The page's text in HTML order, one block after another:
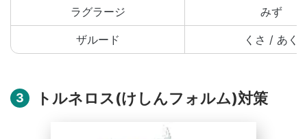
ラグラージ みず
ザルード くさ / あく
3 トルネロス(けしんフォルム)対策